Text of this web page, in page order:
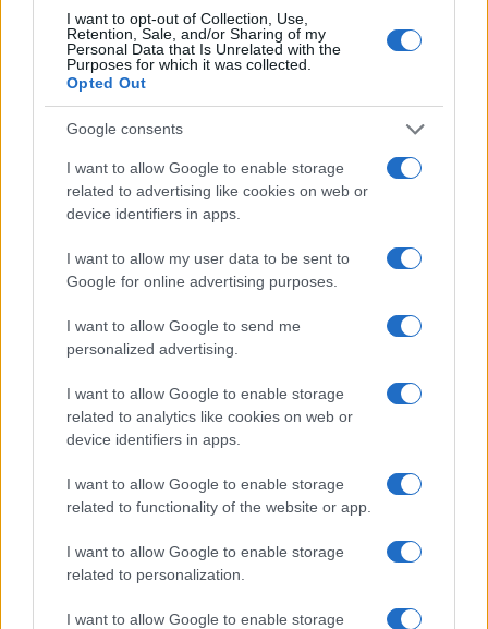
I want to opt-out of Collection, Use,
Retention, Sale, and/or Sharing of my
Personal Data that Is Unrelated with the
Purposes for which it was collected.
Opted Out
Google consents
I want to allow Google to enable storage
related to advertising like cookies on web or
device identifiers in apps.
I want to allow my user data to be sent to
Google for online advertising purposes.
I want to allow Google to send me
personalized advertising.
I want to allow Google to enable storage
related to analytics like cookies on web or
device identifiers in apps.
I want to allow Google to enable storage
related to functionality of the website or app.
I want to allow Google to enable storage
related to personalization.
I want to allow Google to enable storage
Gallura
Incidente Olbia, poliziotto in vacanza salva 6
persone: due bimbi tra i feriti
Red Valley Festival, musica no-stop a Olbia fino
alle 5